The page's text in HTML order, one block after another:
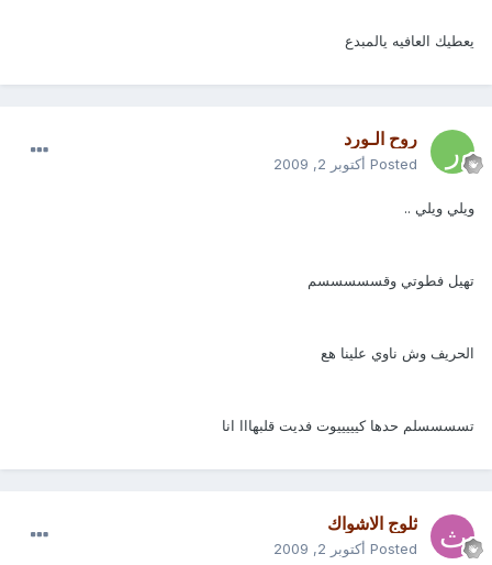
يعطيك العافيه يالمبدع
روح الـورد
Posted أكتوبر 2, 2009
ويلي ويلي ..
تهيل فطوتي وقسسسسسم
الحريف وش ناوي علينا هع
تسسسسلم حدها كيييييوت فديت قلبهااا انا
ثلوج الاشواك
Posted أكتوبر 2, 2009